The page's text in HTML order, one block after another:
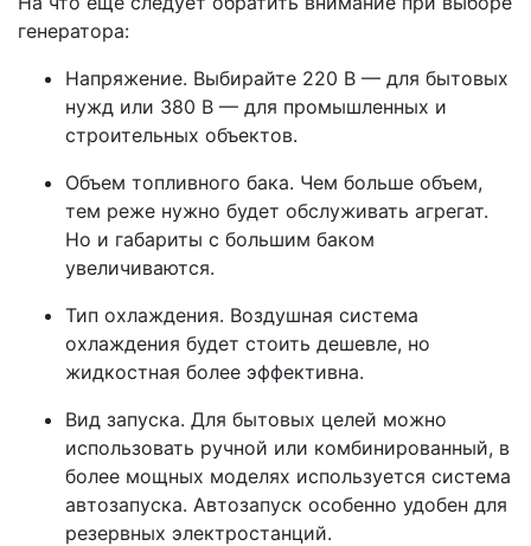
генератора:
Напряжение. Выбирайте 220 В — для бытовых
нужд или 380 В — для промышленных и
строительных объектов.
Объем топливного бака. Чем больше объем,
тем реже нужно будет обслуживать агрегат.
Но и габариты с большим баком
увеличиваются.
Тип охлаждения. Воздушная система
охлаждения будет стоить дешевле, но
жидкостная более эффективна.
Вид запуска. Для бытовых целей можно
использовать ручной или комбинированный, в
более мощных моделях используется система
автозапуска. Автозапуск особенно удобен для
резервных электростанций.